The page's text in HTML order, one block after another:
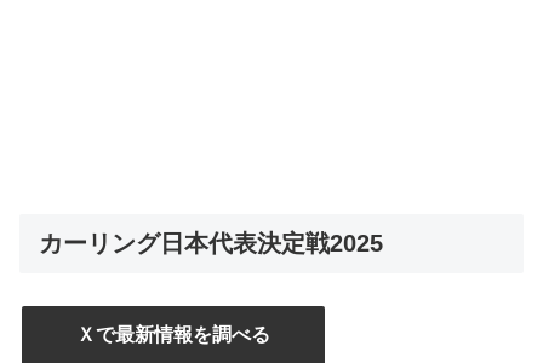
カーリング日本代表決定戦2025
Ｘで最新情報を調べる